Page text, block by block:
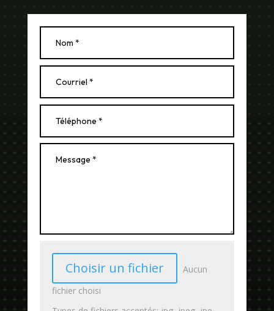
Choisir un fichier
Aucun
fichier choisi